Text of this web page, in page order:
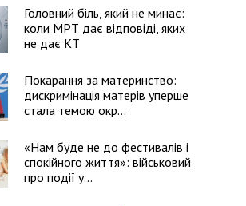
Головний біль, який не минає:
коли МРТ дає відповіді, яких
не дає КТ
Покарання за материнство:
дискримінація матерів уперше
стала темою окр...
«Нам буде не до фестивалів і
спокійного життя»: військовий
про події у...